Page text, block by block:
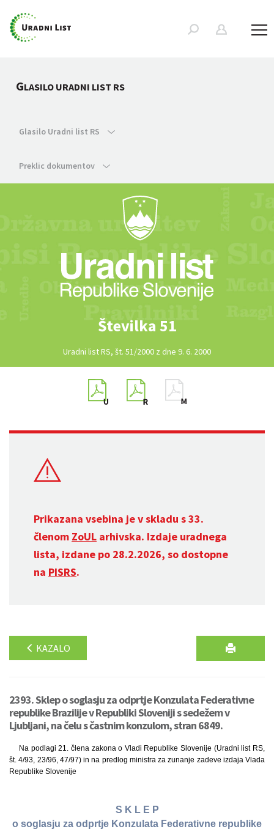
GLASILO URADNI LIST RS
Glasilo Uradni list RS
Preklic dokumentov
Številka 51
Uradni list RS, št. 51/2000 z dne 9. 6. 2000
Prikazana vsebina je v skladu s 33.
členom ZoUL arhivska. Izdaje uradnega
lista, izdane po 28.2.2026, so dostopne
na PISRS.
KAZALO
2393. Sklep o soglasju za odprtje Konzulata Federativne
republike Brazilije v Republiki Sloveniji s sedežem v
Ljubljani, na čelu s častnim konzulom, stran 6849.
Na podlagi 21. člena zakona o Vladi Republike Slovenije (Uradni list RS,
št. 4/93, 23/96, 47/97) in na predlog ministra za zunanje zadeve izdaja Vlada
Republike Slovenije
S K L E P
o soglasju za odprtje Konzulata Federativne republike